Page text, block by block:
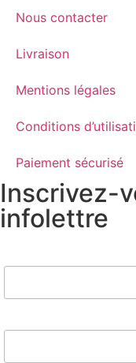
Nous contacter
Livraison
Mentions légales
Conditions
Paiement sécurisé
Inscrivez-
infolettre